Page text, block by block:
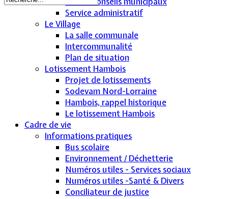
Service administratif
Le Village
La salle communale
Intercommunalité
Plan de situation
Lotissement Hambois
Projet de lotissements
Sodevam Nord-Lorraine
Hambois, rappel historique
Le lotissement Hambois
Cadre de vie
Informations pratiques
Bus scolaire
Environnement / Déchetterie
Numéros utiles - Services sociaux
Numéros utiles -Santé & Divers
Conciliateur de justice